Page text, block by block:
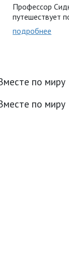
Профессор
путешествует
подробнее
по миру
по миру